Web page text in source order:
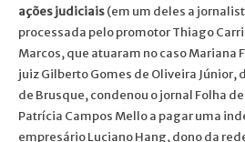
ações judiciais(em um deles a
processada pelo promotor Thiago
Marcos, que atuaram no caso Mariana
juiz Gilberto Gomes de Oliveira Júnior,
de Brusque, condenou o jornal Folha
Patrícia Campos Mello a pagar uma
empresário Luciano Hang, dono da